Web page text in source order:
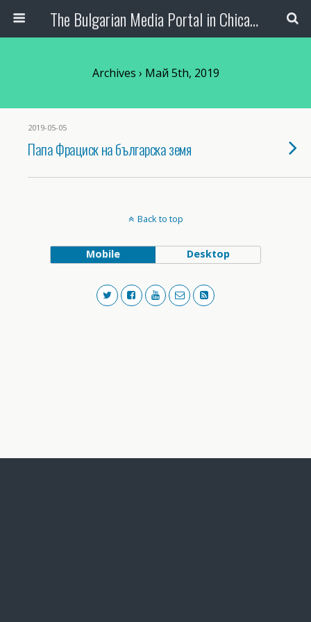
The Bulgarian Media Portal in Chicago
Archives › Май 5th, 2019
2019-05-05
Папа Фрациск на българска земя
Back to top
Mobile Desktop